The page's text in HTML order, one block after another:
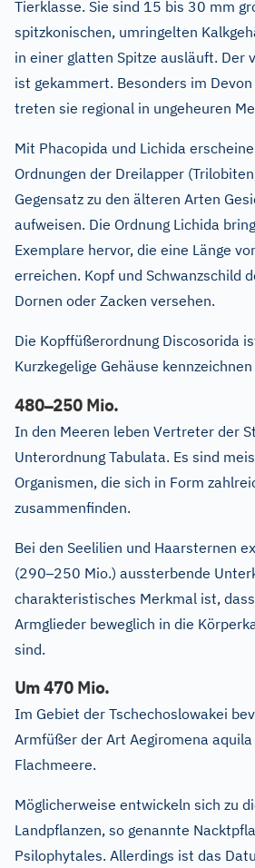
Tierklasse. Sie sind 15 bis 30 mm
spitzkonischen, umringelten
in einer glatten Spitze ausläuft. Der
ist gekammert. Besonders im
treten sie regional in ungeheuren
Mit Phacopida und Lichida
Ordnungen der Dreilapper
Gegensatz zu den älteren Arten
aufweisen. Die Ordnung Lichida
Exemplare hervor, die eine Länge
erreichen. Kopf und Schwanzschild
Dornen oder Zacken versehen.
Die Kopffüßerordnung Discosorida
Kurzkegelige Gehäuse
480–250 Mio.
In den Meeren leben Vertreter der
Unterordnung Tabulata. Es sind
Organismen, die sich in Form
zusammenfinden.
Bei den Seelilien und Haarsternen
(290–250 Mio.) aussterbende
charakteristisches Merkmal ist,
Armglieder beweglich in die
sind.
Um 470 Mio.
Im Gebiet der Tschechoslowakei
Armfüßer der Art Aegiromena
Flachmeere.
Möglicherweise entwickeln sich zu
Landpflanzen, so genannte
Psilophytales. Allerdings ist das